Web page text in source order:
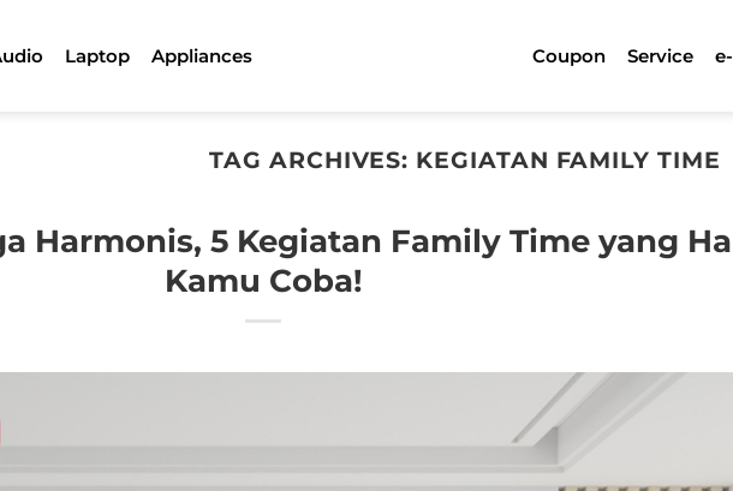
Laptop Appliances Coupon Service
TAG ARCHIVES: KEGIATAN FAMILY TIME
Harmonis, 5 Kegiatan Family Time yang
Kamu Coba!